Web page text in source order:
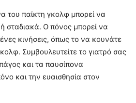
του παίκτη γκολφ μπορεί να
σταδιακά. Ο πόνος μπορεί να
κινήσεις, όπως το να κουνάτε
Συμβουλευτείτε το γιατρό σας
και τα παυσίπονα
και την ευαισθησία στον